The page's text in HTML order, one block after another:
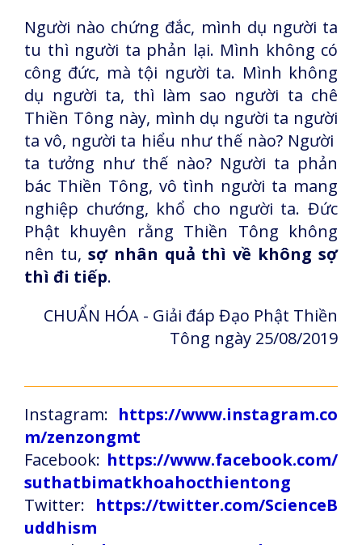
Người nào chứng đắc, mình dụ người ta
tu thì người ta phản lại. Mình không có
công đức, mà tội người ta. Mình không
dụ người ta, thì làm sao người ta chê
Thiền Tông này, mình dụ người ta người
ta vô, người ta hiểu như thế nào? Người
ta tưởng như thế nào? Người ta phản
bác Thiền Tông, vô tình người ta mang
nghiệp chướng, khổ cho người ta. Đức
Phật khuyên rằng Thiền Tông không
nên tu, sợ nhân quả thì về không sợ
thì đi tiếp.
CHUẨN HÓA - Giải đáp Đạo Phật Thiền
Tông ngày 25/08/2019
Instagram: https://www.instagram.co
m/zenzongmt
Facebook: https://www.facebook.com/
suthatbimatkhoahocthientong
Twitter: https://twitter.com/ScienceB
uddhism